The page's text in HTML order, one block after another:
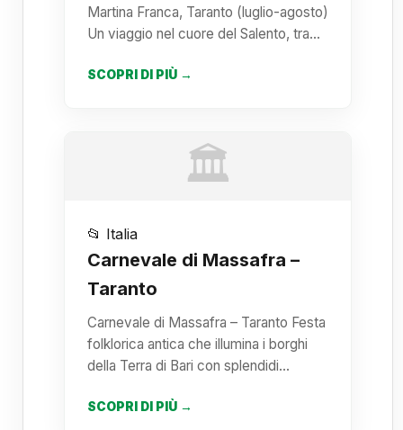
Martina Franca, Taranto (luglio-agosto)
Un viaggio nel cuore del Salento, tra…
SCOPRI DI PIÙ →
🏛️
📂 Italia
Carnevale di Massafra –
Taranto
Carnevale di Massafra – Taranto Festa
folklorica antica che illumina i borghi
della Terra di Bari con splendidi…
SCOPRI DI PIÙ →